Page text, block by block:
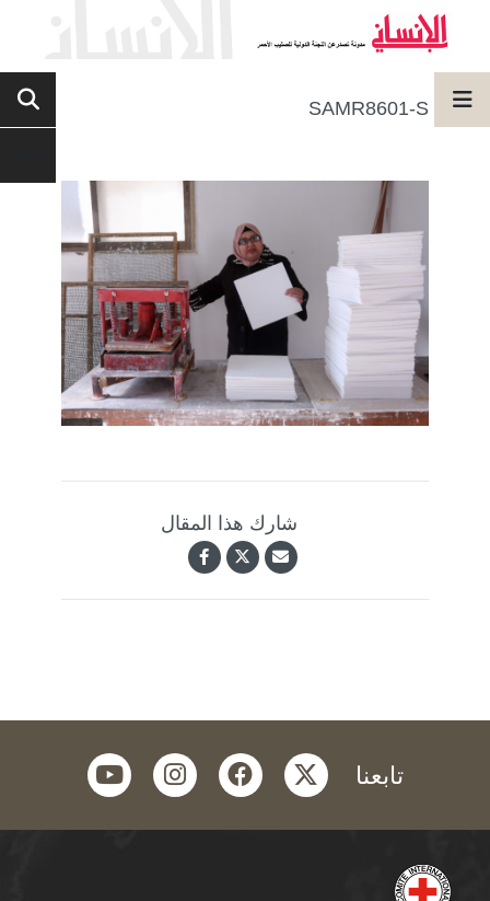
SAMR8601-S
شارك هذا المقال
تابعنا twitter
facebook
instagram
youtube